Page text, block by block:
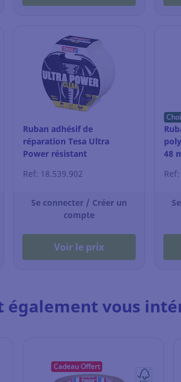
Ruban adhésif de
réparation Tesa Ultra
Power résistant
Ref: 18.539.902
Se connecter / Créer un
compte
Voir le prix
48
également vous
Cadeau Offert